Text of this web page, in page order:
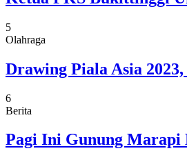
5
Olahraga
Drawing Piala Asia
6
Berita
Pagi Ini Gunung Marapi